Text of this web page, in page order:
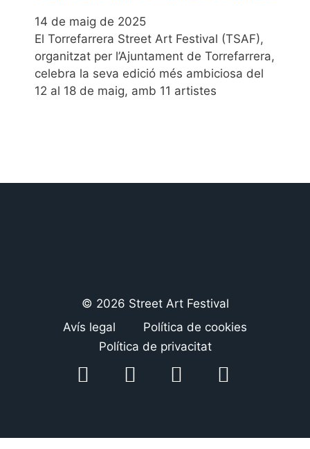
14 de maig de 2025
El Torrefarrera Street Art Festival (TSAF),
organitzat per l’Ajuntament de Torrefarrera,
celebra la seva edició més ambiciosa del
12 al 18 de maig, amb 11 artistes
© 2026 Street Art Festival
Avís legal
Política de cookies
Política de privacitat